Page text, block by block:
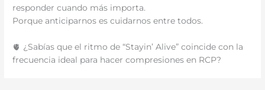
responder cuando más importa.
Porque anticiparnos es cuidarnos entre todos.
🫀 ¿Sabías que el ritmo de “Stayin’ Alive” coincide con la
frecuencia ideal para hacer compresiones en RCP?